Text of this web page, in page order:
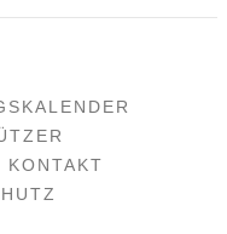
KONTAKT